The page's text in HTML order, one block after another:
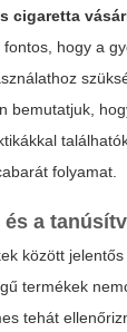
cigaretta
hogy a
bemutatjuk,
folyamat.
a
között
termékek
tehát